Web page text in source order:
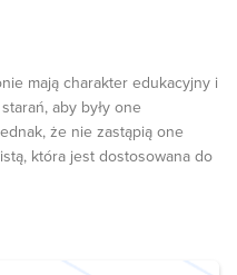
mają charakter edukacyjny i
aby były one
że nie zastąpią one
która jest dostosowana do